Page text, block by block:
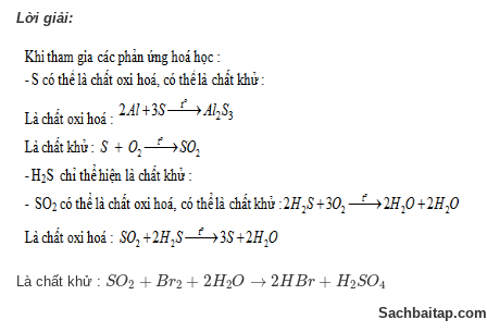
Lời giải:
Là chất khử : SO2 + Br2 + 2H2O → 2HBr + H2SO4
SO + r2 H 2 O→2 HBr +H2 O 4
Sachbaitap.com